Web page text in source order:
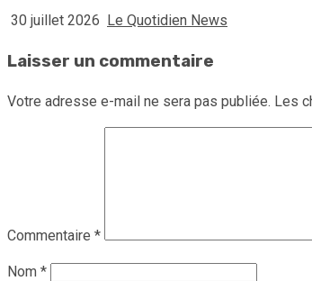
30 juillet 2026 Le Quotidien News
Laisser un commentaire
Votre adresse e-mail ne sera pas publiée. Les
Commentaire *
Nom *